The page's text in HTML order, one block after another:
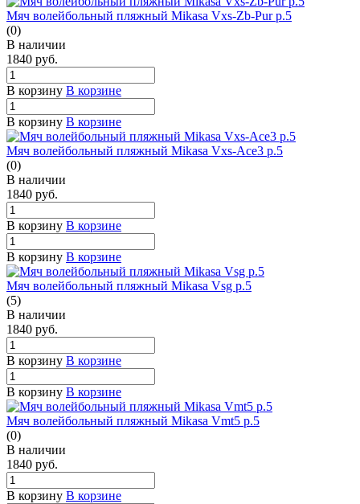
Мяч волейбольный пляжный Mikasa Vxs-Zb-Pur р.5
(0)
В наличии
1840 руб.
В корзину В корзине
В корзину В корзине
Мяч волейбольный пляжный Mikasa Vxs-Ace3 р.5
(0)
В наличии
1840 руб.
В корзину В корзине
В корзину В корзине
Мяч волейбольный пляжный Mikasa Vsg р.5
(5)
В наличии
1840 руб.
В корзину В корзине
В корзину В корзине
Мяч волейбольный пляжный Mikasa Vmt5 р.5
(0)
В наличии
1840 руб.
В корзину В корзине